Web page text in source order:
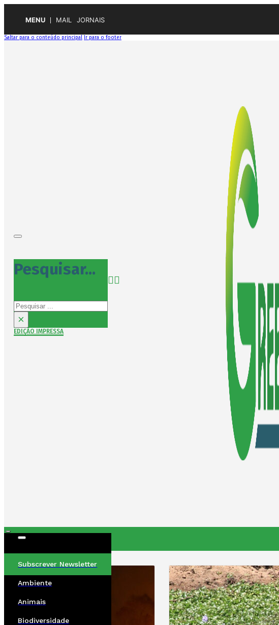
MENU MAIL JORNAIS
Saltar para o conteúdo principal Ir para o footer
Pesquisar...
Pesquisar
×
EDIÇÃO IMPRESSA
Subscrever Newsletter
Ambiente
Animais
Biodiversidade